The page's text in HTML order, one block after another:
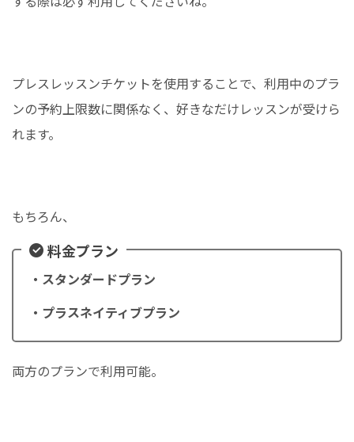
プレスレッスンチケットを使用することで、利用中のプラ
ンの予約上限数に関係なく、好きなだけレッスンが受けら
れます。
もちろん、
料金プラン
・スタンダードプラン
・プラスネイティブプラン
両方のプランで利用可能。